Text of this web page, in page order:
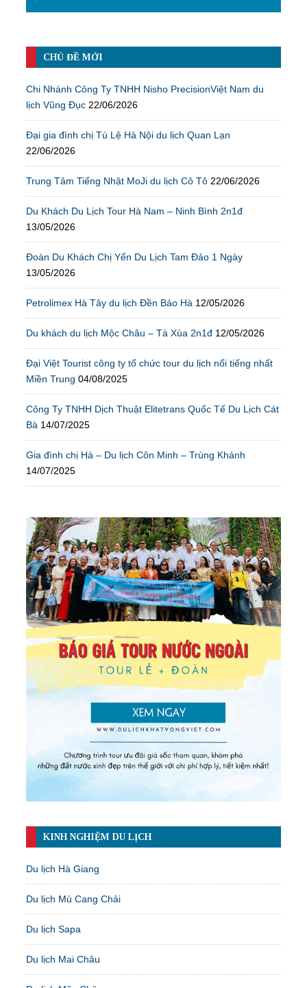
CHỦ ĐỀ MỚI
Chi Nhánh Công Ty TNHH Nisho PrecisionViệt Nam du
lịch Vũng Đục 22/06/2026
Đại gia đình chị Tú Lệ Hà Nội du lịch Quan Lạn
22/06/2026
Trung Tâm Tiếng Nhật MoJi du lịch Cô Tô 22/06/2026
Du Khách Du Lịch Tour Hà Nam – Ninh Bình 2n1đ
13/05/2026
Đoàn Du Khách Chị Yến Du Lịch Tam Đảo 1 Ngày
13/05/2026
Petrolimex Hà Tây du lịch Đền Bảo Hà 12/05/2026
Du khách du lịch Mộc Châu – Tà Xùa 2n1đ 12/05/2026
Đại Việt Tourist công ty tổ chức tour du lịch nổi tiếng nhất
Miền Trung 04/08/2025
Công Ty TNHH Dịch Thuật Elitetrans Quốc Tế Du Lịch Cát
Bà 14/07/2025
Gia đình chị Hà – Du lịch Côn Minh – Trùng Khánh
14/07/2025
KINH NGHIỆM DU LỊCH
Du lịch Hà Giang
Du lịch Mù Cang Chải
Du lịch Sapa
Du lịch Mai Châu